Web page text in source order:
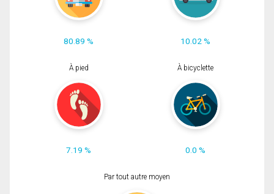
80.89 % 10.02 %
À pied
7.19 %
À bicyclette
0.0 %
Par tout autre moyen